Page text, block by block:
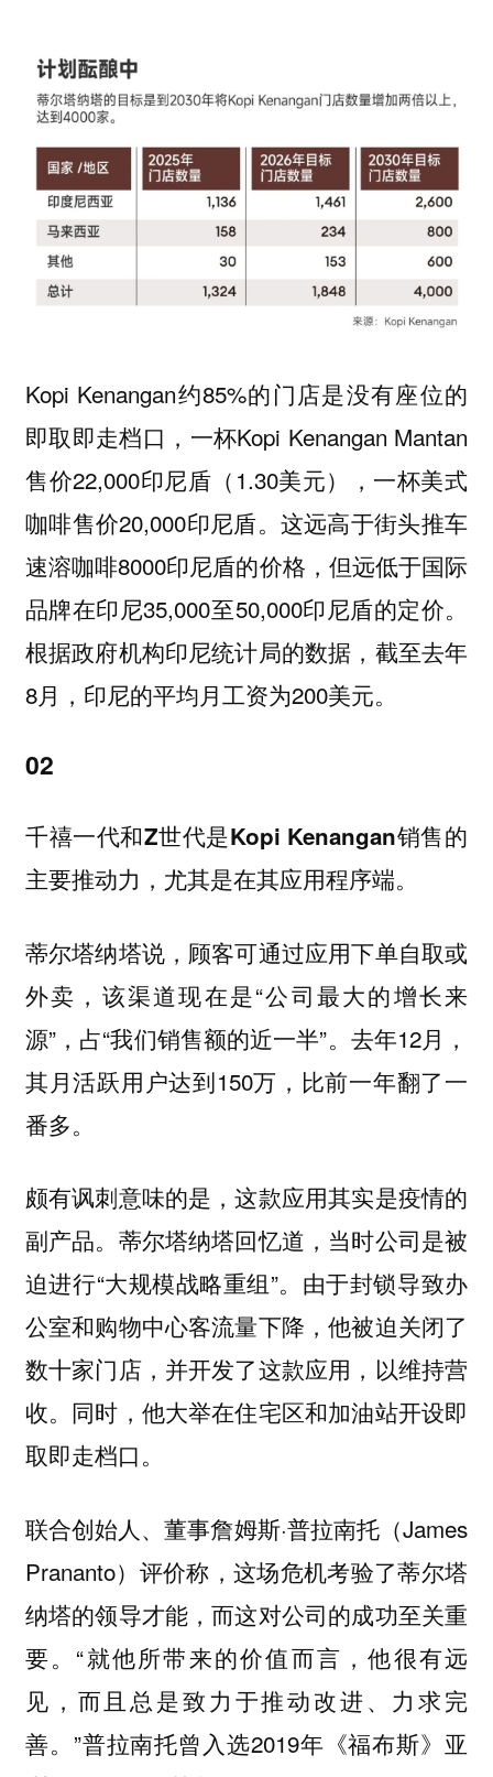
Kopi Kenangan约85%的门店是没有座位的
即取即走档口，一杯Kopi Kenangan Mantan
售价22,000印尼盾（1.30美元），一杯美式
咖啡售价20,000印尼盾。这远高于街头推车
速溶咖啡8000印尼盾的价格，但远低于国际
品牌在印尼35,000至50,000印尼盾的定价。
根据政府机构印尼统计局的数据，截至去年
8月，印尼的平均月工资为200美元。
02
千禧一代和Z世代是Kopi Kenangan销售的
主要推动力，尤其是在其应用程序端。
蒂尔塔纳塔说，顾客可通过应用下单自取或
外卖，该渠道现在是“公司最大的增长来
源”，占“我们销售额的近一半”。去年12月，
其月活跃用户达到150万，比前一年翻了一
番多。
颇有讽刺意味的是，这款应用其实是疫情的
副产品。蒂尔塔纳塔回忆道，当时公司是被
迫进行“大规模战略重组”。由于封锁导致办
公室和购物中心客流量下降，他被迫关闭了
数十家门店，并开发了这款应用，以维持营
收。同时，他大举在住宅区和加油站开设即
取即走档口。
联合创始人、董事詹姆斯·普拉南托（James
Prananto）评价称，这场危机考验了蒂尔塔
纳塔的领导才能，而这对公司的成功至关重
要。“就他所带来的价值而言，他很有远
见，而且总是致力于推动改进、力求完
善。”普拉南托曾入选2019年《福布斯》亚